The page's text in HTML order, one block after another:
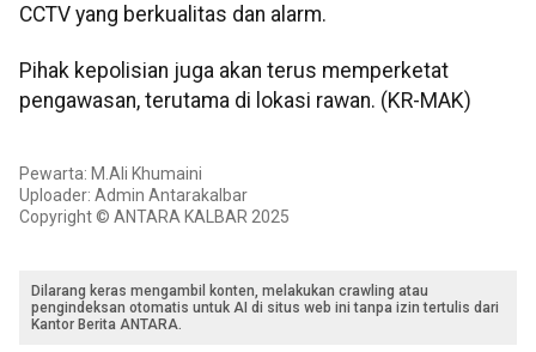
CCTV yang berkualitas dan alarm.
Pihak kepolisian juga akan terus memperketat
pengawasan, terutama di lokasi rawan. (KR-MAK)
Pewarta: M.Ali Khumaini
Uploader: Admin Antarakalbar
Copyright © ANTARA KALBAR 2025
Dilarang keras mengambil konten, melakukan crawling atau
pengindeksan otomatis untuk AI di situs web ini tanpa izin tertulis dari
Kantor Berita ANTARA.